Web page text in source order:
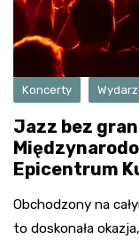
Koncerty
Jazz bez
Epicentrum
Obchodzony na
to doskonała